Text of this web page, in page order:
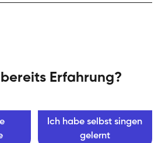
Erfahrung?
Ich habe selbst singen
gelernt